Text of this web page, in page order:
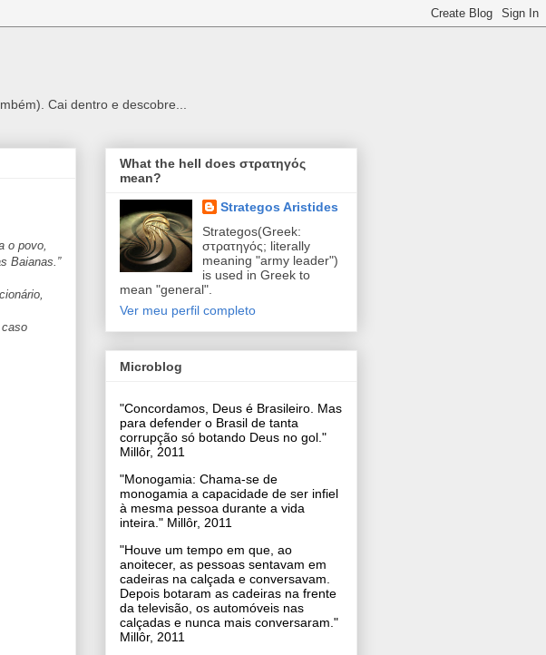
Cai dentro e descobre...
o povo,
Baianas.”
What the hell does στρατηγός
mean?
Strategos Aristides
Strategos(Greek:
στρατηγός; literally
meaning "army leader")
is used in Greek to
mean "general".
Ver meu perfil completo
Microblog
"Concordamos, Deus é Brasileiro. Mas
para defender o Brasil de tanta
corrupção só botando Deus no gol."
Millôr, 2011
"Monogamia: Chama-se de
monogamia a capacidade de ser infiel
à mesma pessoa durante a vida
inteira." Millôr, 2011
"Houve um tempo em que, ao
anoitecer, as pessoas sentavam em
cadeiras na calçada e conversavam.
Depois botaram as cadeiras na frente
da televisão, os automóveis nas
calçadas e nunca mais conversaram."
Millôr, 2011